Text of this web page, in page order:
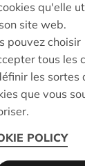
qu'elle
site web.
pouvez choisir
tous les
les sortes
que vous
POLICY